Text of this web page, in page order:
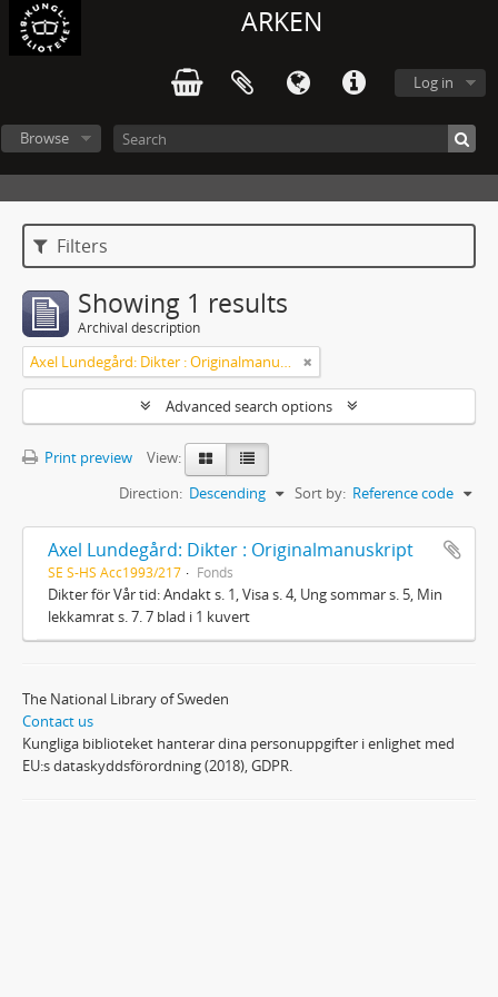
ARKEN
Log in
Browse
Filters
Showing 1 results
Archival description
Axel Lundegård: Dikter : Originalmanuskript
Advanced search options
Print preview
View:
Sort by: Reference code
Direction: Descending
Axel Lundegård: Dikter : Originalmanuskript
SE S-HS Acc1993/217 Fonds
Dikter för Vår tid: Andakt s. 1, Visa s. 4, Ung sommar s. 5, Min
lekkamrat s. 7. 7 blad i 1 kuvert
The National Library of Sweden
Contact us
Kungliga biblioteket hanterar dina personuppgifter i enlighet med
EU:s dataskyddsförordning (2018), GDPR.